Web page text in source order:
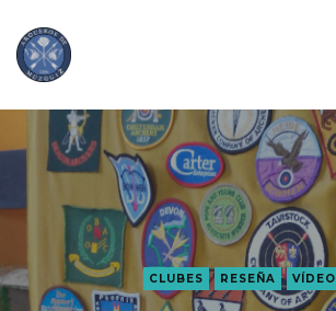
CLUBES RESEÑA VÍDEO